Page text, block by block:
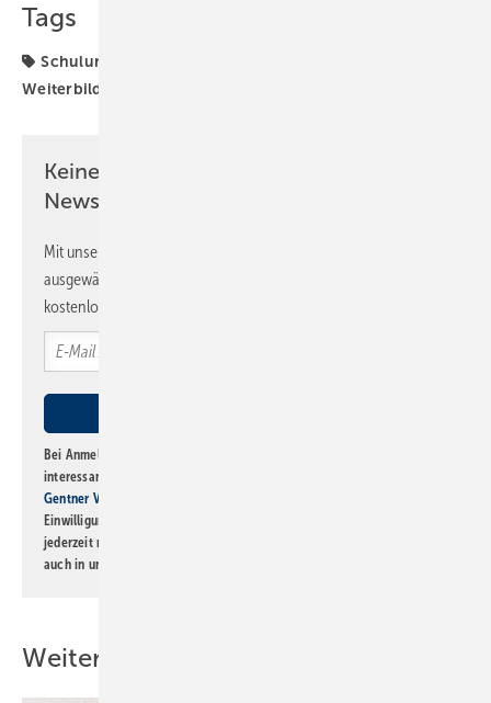
Tags
Schulungen
Weiterbildung
Keine Zeit? Kein Problem mit dem SBZ
Newsletter!
Mit unserem Newsletter erhalten Sie regelmäßig von uns
ausgewählte Informationen und Neuigkeiten, gebündelt und
kostenlos direkt ins Postfach.
Bei Anmeldung zu diesem Newsletter bin ich damit einverstanden, über
interessante Verlags- und Online-Angebote
Gentner Verlag GmbH & Co. KG
Einwilligung kann ich jederzeit widerrufen und eine Abmeldung ist
jederzeit möglich. Informationen zum Umgang mit Daten finden Sie
auch in unserer
Weitere Inhalte